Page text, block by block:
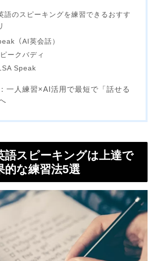
語のスピーキングを練習できるおすす
（AI英会話）
ークバディ
Speak
一人練習×AI活用で最短で「話せる
語スピーキングは上達で
的な練習法5選